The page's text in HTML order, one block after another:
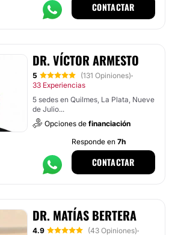
CONTACTAR
DR. VÍCTOR ARMESTO
5 (131 Opiniones)·
33 Experiencias
5 sedes en Quilmes, La Plata, Nueve
de Julio...
Opciones de financiación
Responde en 7h
CONTACTAR
DR. MATÍAS BERTERA
4.9 (43 Opiniones)·